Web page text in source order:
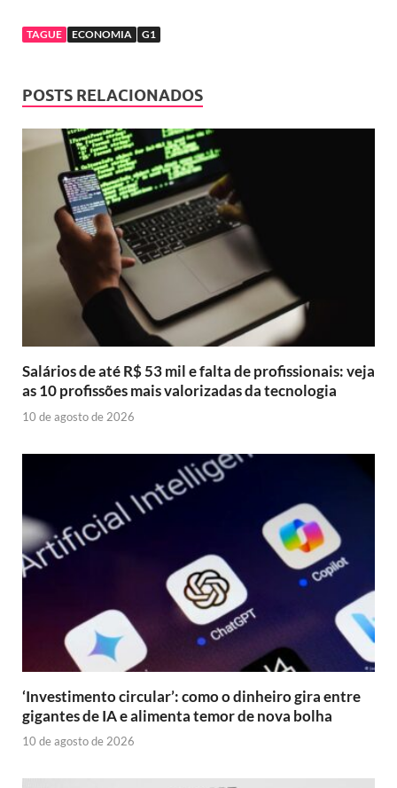
TAGUE ECONOMIA G1
POSTS RELACIONADOS
Salários de até R$ 53 mil e falta de profissionais: veja
as 10 profissões mais valorizadas da tecnologia
10 de agosto de 2026
‘Investimento circular’: como o dinheiro gira entre
gigantes de IA e alimenta temor de nova bolha
10 de agosto de 2026